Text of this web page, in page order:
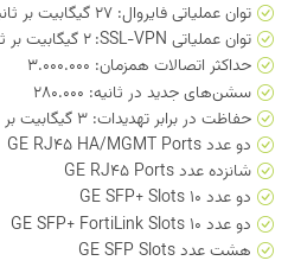
توان عملیاتی فایروال: 27 گیگابیت بر ثانیه
توان عملیاتی SSL-VPN:
2 گیگابیت بر ثانیه
حداکثر اتصالات همزمان: 3.000.000
سشن‌های جدید در ثانیه: 280.000
حفاظت در برابر تهدیدات: 3 گیگابیت بر ثانیه
دو عدد GE RJ45 HA/MGMT Ports
شانزده عدد GE RJ45 Ports
دو عدد 10 GE SFP+ Slots
دو عدد 10 GE SFP+ FortiLink Slots
هشت عدد GE SFP Slots